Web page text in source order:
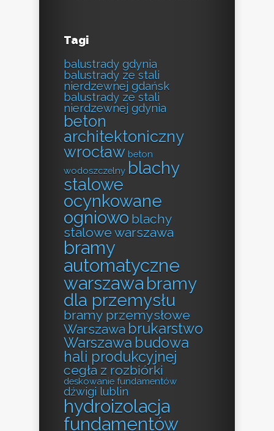
Tagi
balustrady gdynia
balustrady ze stali
nierdzewnej gdańsk
balustrady ze stali
nierdzewnej gdynia
beton
architektoniczny
wrocław beton
wodoszczelny blachy
stalowe
ocynkowane
ogniowo blachy
stalowe warszawa
bramy
automatyczne
warszawa bramy
dla przemysłu
bramy przemysłowe
Warszawa brukarstwo
Warszawa budowa
hali produkcyjnej
cegła z rozbiórki
deskowanie fundamentów
dźwigi lublin
hydroizolacja
fundamentów